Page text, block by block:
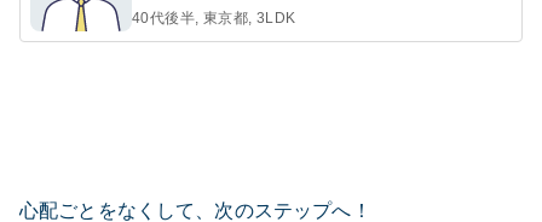
40代後半, 東京都, 3LDK
心配ごとをなくして、次のステップへ！